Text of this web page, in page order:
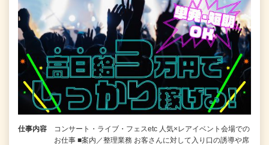
仕事内容
コンサート・ライブ・フェスetc 人気×レアイベント会場での
お仕事 ■案内／整理業務 お客さんに対して入り口の誘導や席